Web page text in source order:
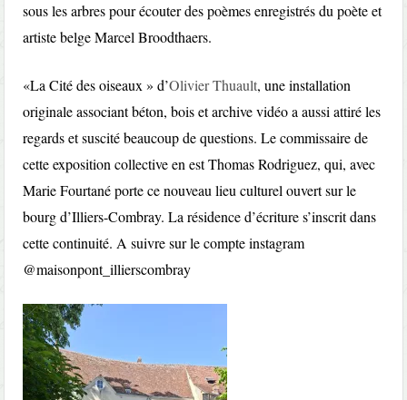
sous les arbres pour écouter des poèmes enregistrés du poète et
artiste belge Marcel Broodthaers.
«La Cité des oiseaux » d’Olivier Thuault, une installation
originale associant béton, bois et archive vidéo a aussi attiré les
regards et suscité beaucoup de questions. Le commissaire de
cette exposition collective en est Thomas Rodriguez, qui, avec
Marie Fourtané porte ce nouveau lieu culturel ouvert sur le
bourg d’Illiers-Combray. La résidence d’écriture s’inscrit dans
cette continuité. A suivre sur le compte instagram
@maisonpont_illierscombray